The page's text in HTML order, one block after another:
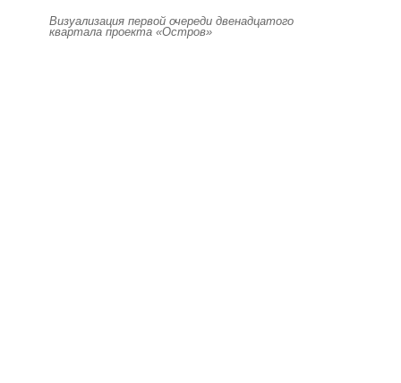
Визуализация первой очереди двенадцатого
квартала проекта «Остров»